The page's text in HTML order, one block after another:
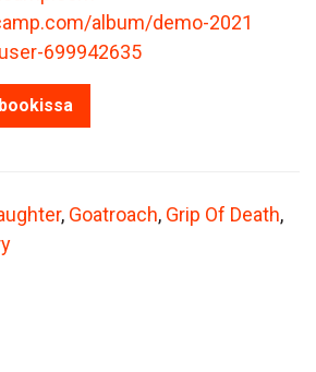
album/demo-2021
699942635
, Goatroach, Grip Of Death,
via Whatsapp